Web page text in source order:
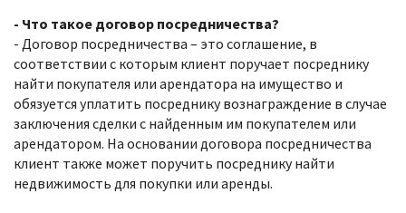
- Что такое договор посредничества?
- Договор посредничества – это соглашение, в
соответствии с которым клиент поручает посреднику
найти покупателя или арендатора на имущество и
обязуется уплатить посреднику вознаграждение в случае
заключения сделки с найденным им покупателем или
арендатором. На основании договора посредничества
клиент также может поручить посреднику найти
недвижимость для покупки или аренды.